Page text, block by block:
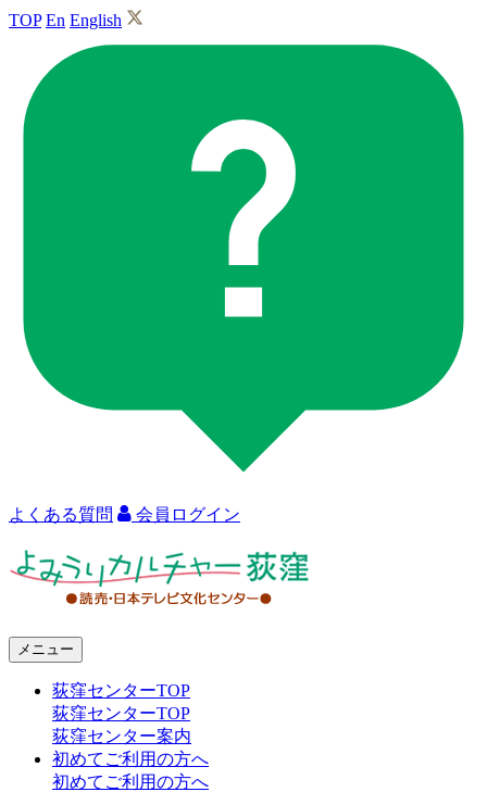
TOP En English
よくある質問 会員ログイン
メニュー
荻窪センターTOP
荻窪センターTOP
荻窪センター案内
初めてご利用の方へ
初めてご利用の方へ